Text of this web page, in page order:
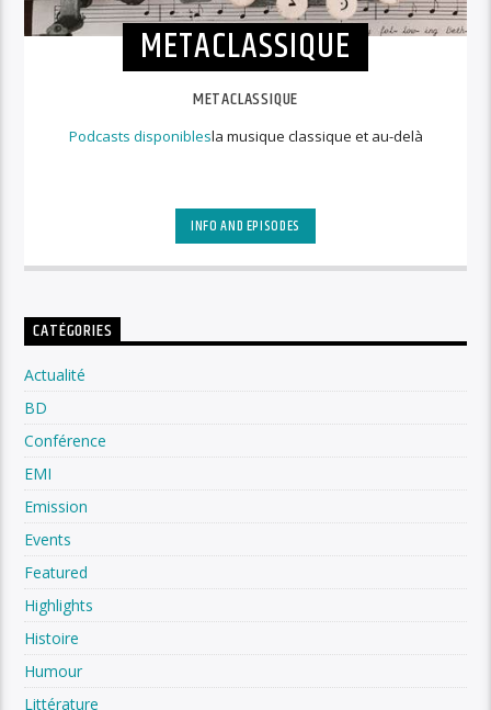
METACLASSIQUE
METACLASSIQUE
Podcasts disponiblesla musique classique et au-delà
INFO AND EPISODES
CATÉGORIES
Actualité
BD
Conférence
EMI
Emission
Events
Featured
Highlights
Histoire
Humour
Littérature